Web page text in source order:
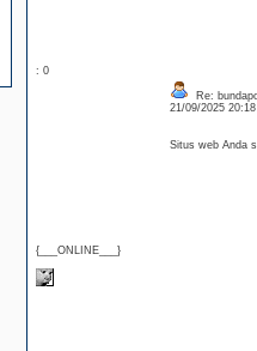
: 0
{___ONLINE___}
Re:
21/09/2025
Situs web Anda